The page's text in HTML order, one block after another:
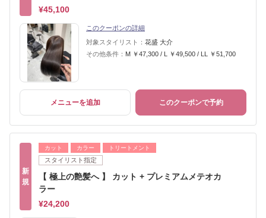
¥45,100
このクーポンの詳細
対象スタイリスト： 花盛 大介
その他条件： M ￥47,300 / L ￥49,500 / LL ￥51,700
メニューを追加 このクーポンで予約
新
規
カット カラー トリートメント
スタイリスト指定
【 極上の艶髪へ 】 カット + プレミアムメテオカ
ラー
¥24,200